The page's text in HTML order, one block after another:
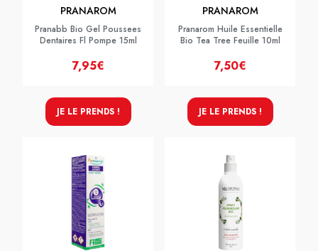
PRANAROM
Pranabb Bio Gel Poussees
Dentaires Fl Pompe 15ml
7,95€
JE LE PRENDS !
PRANAROM
Pranarom Huile Essentielle
Bio Tea Tree Feuille 10ml
7,50€
JE LE PRENDS !